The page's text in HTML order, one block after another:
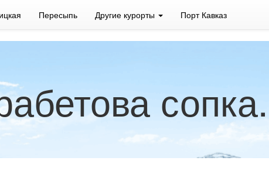
Пересыпь Другие курорты Порт Кавказ
сопка.